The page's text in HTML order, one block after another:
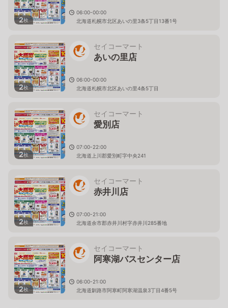
2枚
06:00-00:00
北海道札幌市北区あいの里3条5丁目13番1号
2枚
セイコーマート
あいの里店
06:00-00:00
北海道札幌市北区あいの里4条5丁目
2枚
セイコーマート
愛別店
07:00-22:00
北海道上川郡愛別町字中央241
2枚
セイコーマート
赤井川店
07:00-21:00
北海道余市郡赤井川村字赤井川285番地
2枚
セイコーマート
阿寒湖バスセンター店
06:00-21:00
北海道釧路市阿寒町阿寒湖温泉3丁目4番5号